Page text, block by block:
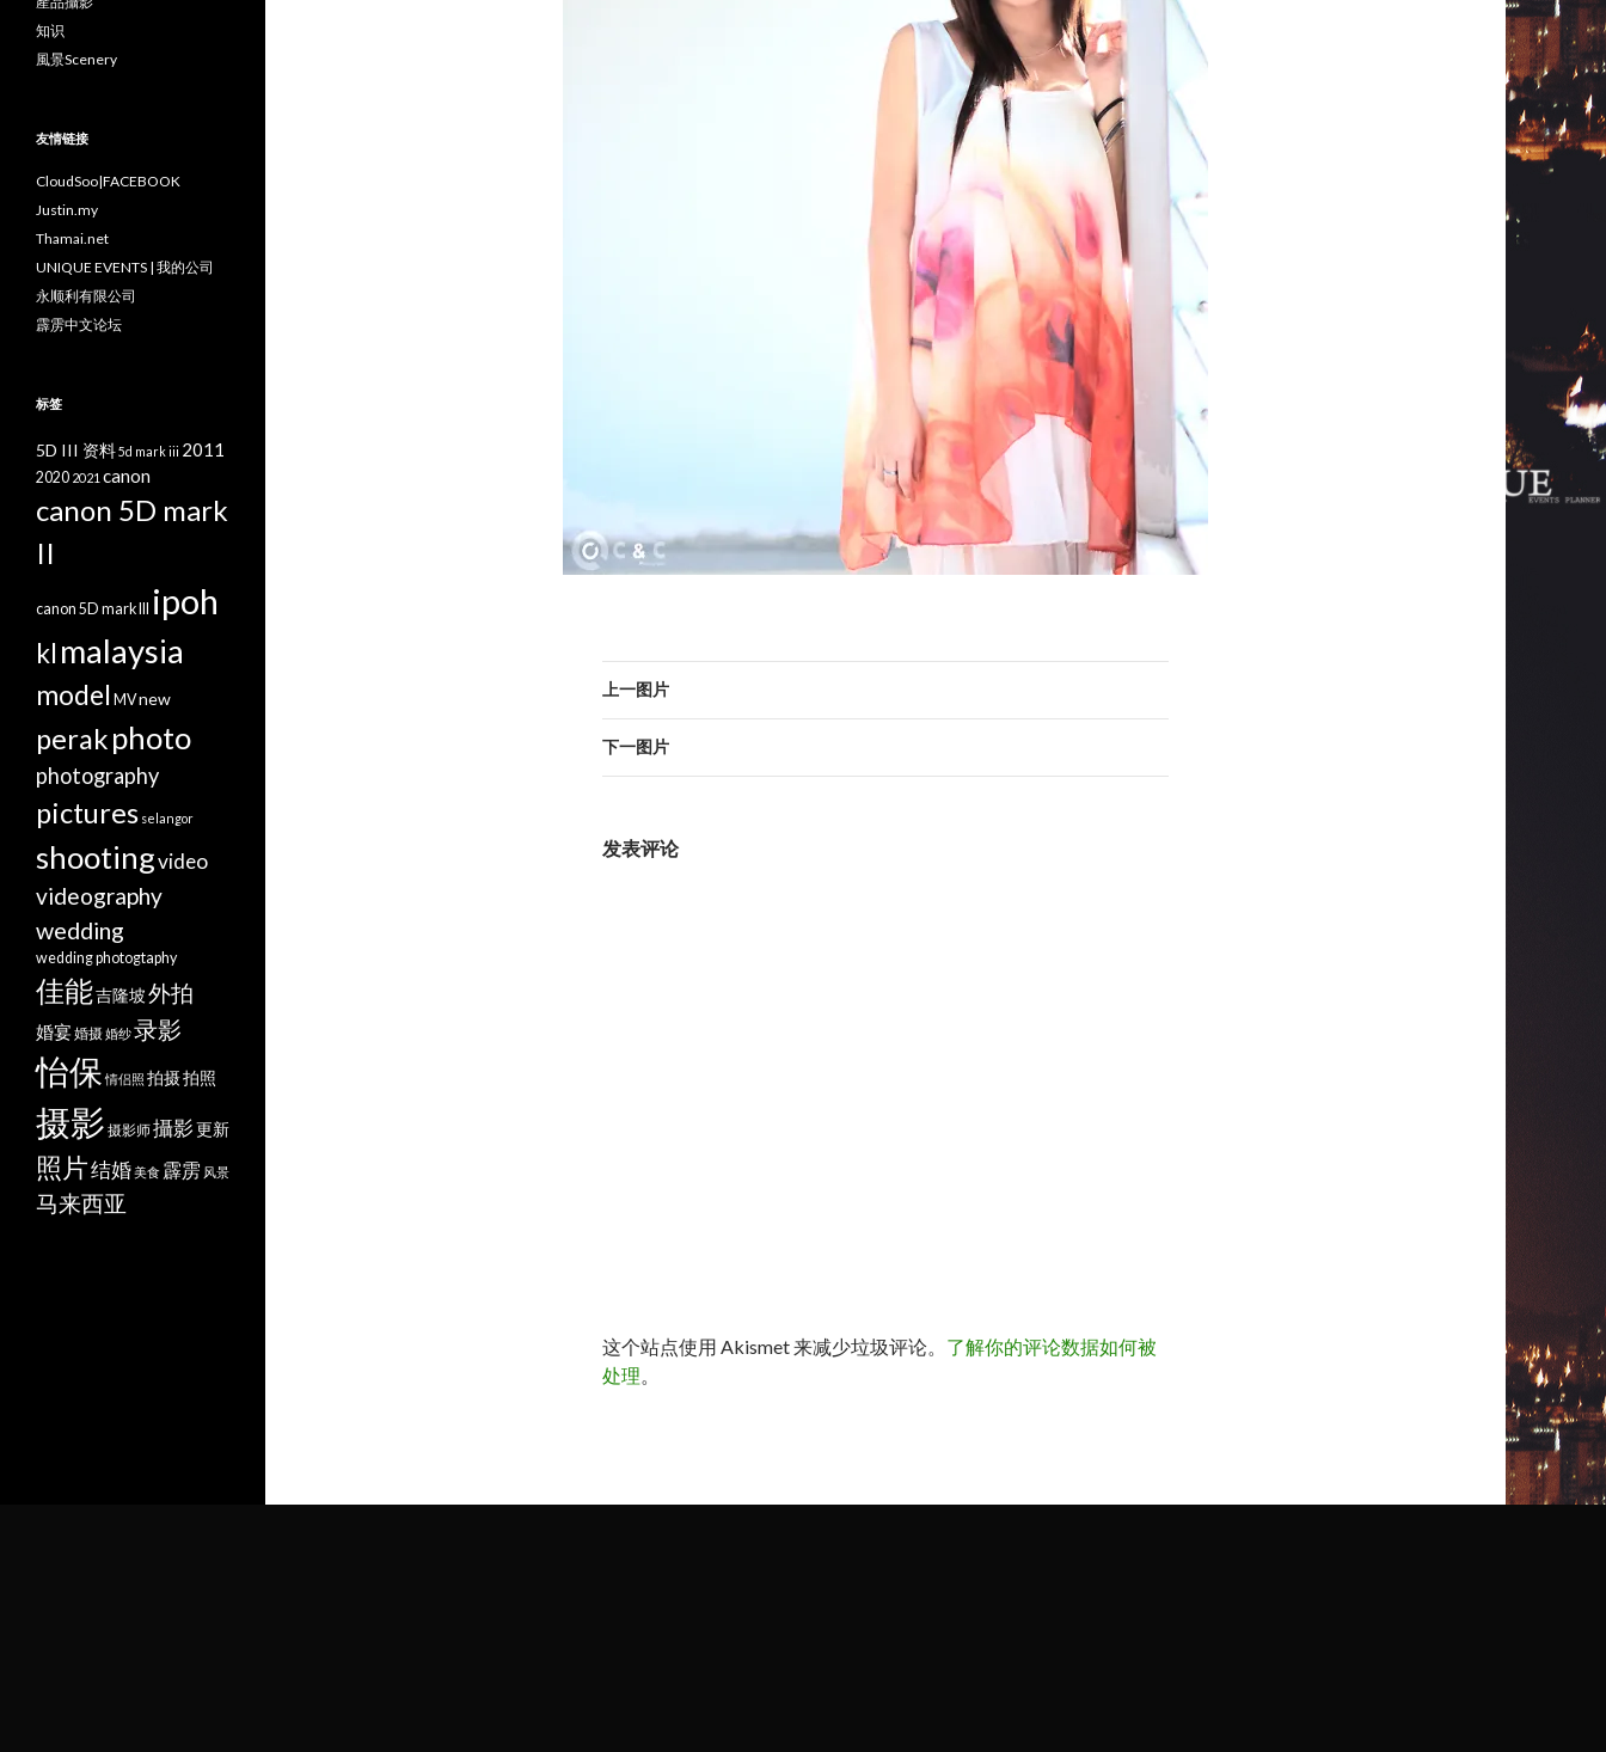
上一图片
下一图片
发表评论
这个站点使用 Akismet 来减少垃圾评论。 了解你的评论数据如何被
处理。
知识
風景Scenery
友情链接
CloudSoo|FACEBOOK
Justin.my
Thamai.net
UNIQUE EVENTS | 我的公司
永顺利有限公司
霹雳中文论坛
标签
5D III 资料5d mark iii 2011
2020 2021 canon
canon 5D mark
II
canon 5D mark III ipoh
kl malaysia
model MVnew
perakphoto
photography
pictures selangor
shootingvideo
videography
wedding
wedding photogtaphy
佳能吉隆坡外拍
婚宴婚摄婚纱录影
怡保 情侣照 拍摄拍照
摄影 摄影师攝影更新
照片结婚美食 霹雳 风景
马来西亚